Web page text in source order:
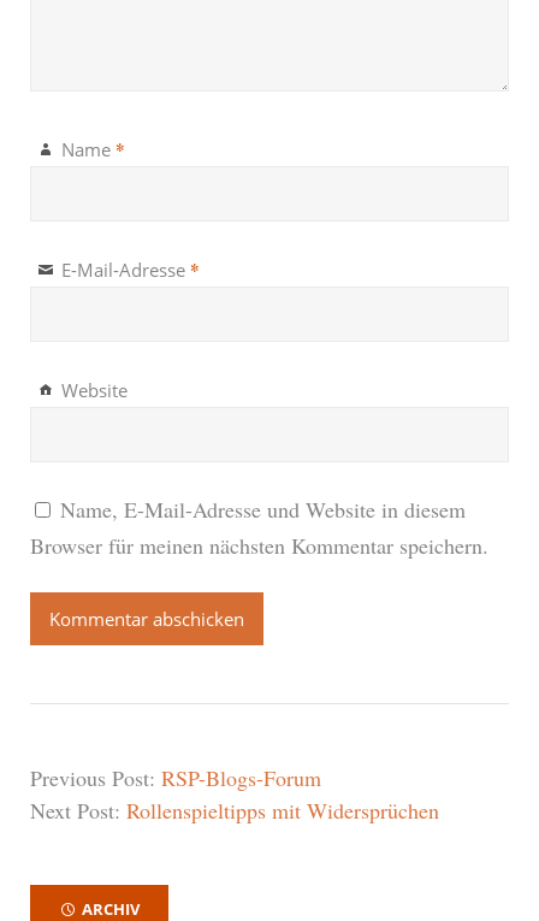
Name *
E-Mail-Adresse *
Website
Name, E-Mail-Adresse und Website in diesem
Browser für meinen nächsten Kommentar speichern.
Previous Post: RSP-Blogs-Forum
Next Post: Rollenspieltipps mit Widersprüchen
ARCHIV